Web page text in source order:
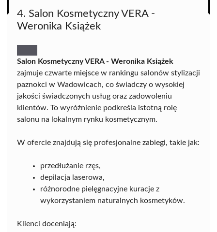
4. Salon Kosmetyczny VERA -
Weronika Książek
Salon Kosmetyczny VERA - Weronika Książek
zajmuje czwarte miejsce w rankingu salonów stylizacji
paznokci w Wadowicach, co świadczy o wysokiej
jakości świadczonych usług oraz zadowoleniu
klientów. To wyróżnienie podkreśla istotną rolę
salonu na lokalnym rynku kosmetycznym.
W ofercie znajdują się profesjonalne zabiegi, takie jak:
przedłużanie rzęs,
depilacja laserowa,
różnorodne pielęgnacyjne kuracje z
wykorzystaniem naturalnych kosmetyków.
Klienci doceniają: